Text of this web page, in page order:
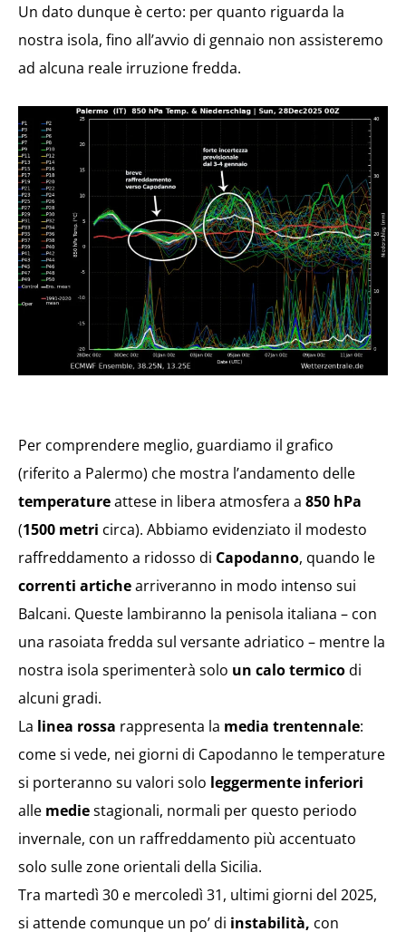
Un dato dunque è certo: per quanto riguarda la
nostra isola, fino all’avvio di gennaio non assisteremo
ad alcuna reale irruzione fredda.
Per comprendere meglio, guardiamo il grafico
(riferito a Palermo) che mostra l’andamento delle
temperatureattese in libera atmosfera a 850 hPa
(1500 metri circa). Abbiamo evidenziato il modesto
raffreddamento a ridosso di Capodanno, quando le
correnti artichearriveranno in modo intenso sui
Balcani. Queste lambiranno la penisola italiana – con
una rasoiata fredda sul versante adriatico – mentre la
nostra isola sperimenterà solo un calo termicodi
alcuni gradi.
La linea rossa rappresenta la media trentennale:
come si vede, nei giorni di Capodanno le temperature
si porteranno su valori solo leggermente inferiori
alle mediestagionali, normali per questo periodo
invernale, con un raffreddamento più accentuato
solo sulle zone orientali della Sicilia.
Tra martedì 30 e mercoledì 31, ultimi giorni del 2025,
si attende comunque un po’ di instabilità, con